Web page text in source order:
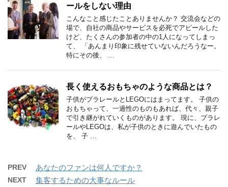
ールをしない理由
こんなこと感じたことありませんか？ 交流会などの
場で、自社の商品やサービスを必死でアピールした
けど、たくさんの参加者の中の1人になってしまっ
て、 「あんまり印象に残せていないんだろうなー。
特にその後、 …
長く使えるおもちゃのような商品とは？
子供がプラレールとLEGOにはまってます。 子供の
おもちゃって、一過性のものもあれば、代々、親子
で引き継がれていくものがあります。 現に、プラレ
ールやLEGOは、私が子供のときに遊んでいたもの
を、 子 …
PREV あなたのファンは何人ですか？
NEXT 集客するための大事なルール